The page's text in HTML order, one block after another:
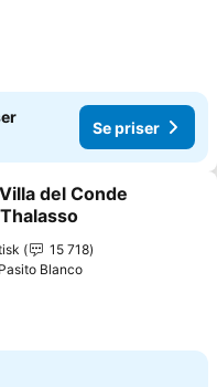
Se priser
til i favoritter
del Conde
15 718
Blanco